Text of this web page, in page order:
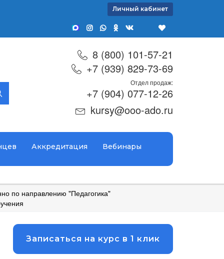
Личный кабинет
8 (800) 101-57-21
+7 (939) 829-73-69
Отдел продаж:
+7 (904) 077-12-26
kursy@ooo-ado.ru
Аккредитация Вебинары
по направлению "Педагогика"
Записаться на курс в 1 клик